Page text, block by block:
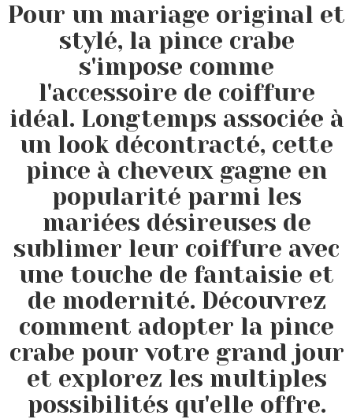
Pour un mariage original et
stylé, la pince crabe
s'impose comme
l'accessoire de coiffure
idéal. Longtemps associée à
un look décontracté, cette
pince à cheveux gagne en
popularité parmi les
mariées désireuses de
sublimer leur coiffure avec
une touche de fantaisie et
de modernité. Découvrez
comment adopter la pince
crabe pour votre grand jour
et explorez les multiples
possibilités qu'elle offre.